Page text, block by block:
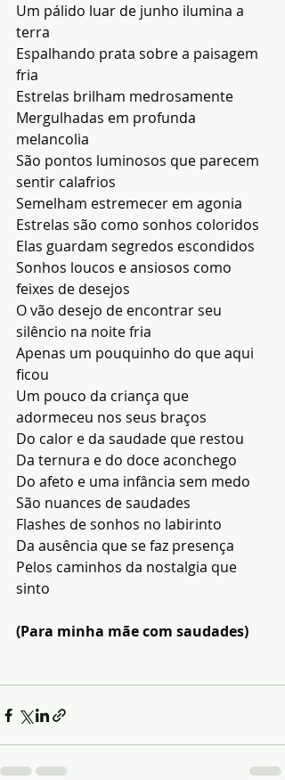
Um pálido luar de junho ilumina a
terra
Espalhando prata sobre a paisagem
fria
Estrelas brilham medrosamente
Mergulhadas em profunda
melancolia
São pontos luminosos que parecem
sentir calafrios
Semelham estremecer em agonia
Estrelas são como sonhos coloridos
Elas guardam segredos escondidos
Sonhos loucos e ansiosos como
feixes de desejos
O vão desejo de encontrar seu
silêncio na noite fria
Apenas um pouquinho do que aqui
ficou
Um pouco da criança que
adormeceu nos seus braços
Do calor e da saudade que restou
Da ternura e do doce aconchego
Do afeto e uma infância sem medo
São nuances de saudades
Flashes de sonhos no labirinto
Da ausência que se faz presença
Pelos caminhos da nostalgia que
sinto
(Para minha mãe com saudades)